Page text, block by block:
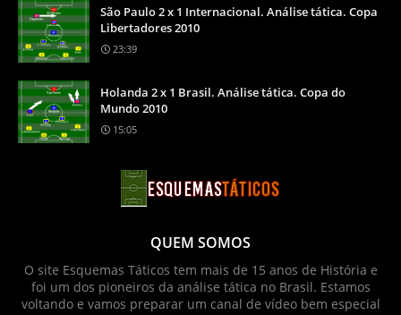
São Paulo 2 x 1 Internacional. Análise tática. Copa
Libertadores 2010
23:39
Holanda 2 x 1 Brasil. Análise tática. Copa do
Mundo 2010
15:05
QUEM SOMOS
O site Esquemas Táticos tem mais de 15 anos de História e
foi um dos pioneiros da análise tática no Brasil. Estamos
voltando e vamos preparar um canal de vídeo bem especial